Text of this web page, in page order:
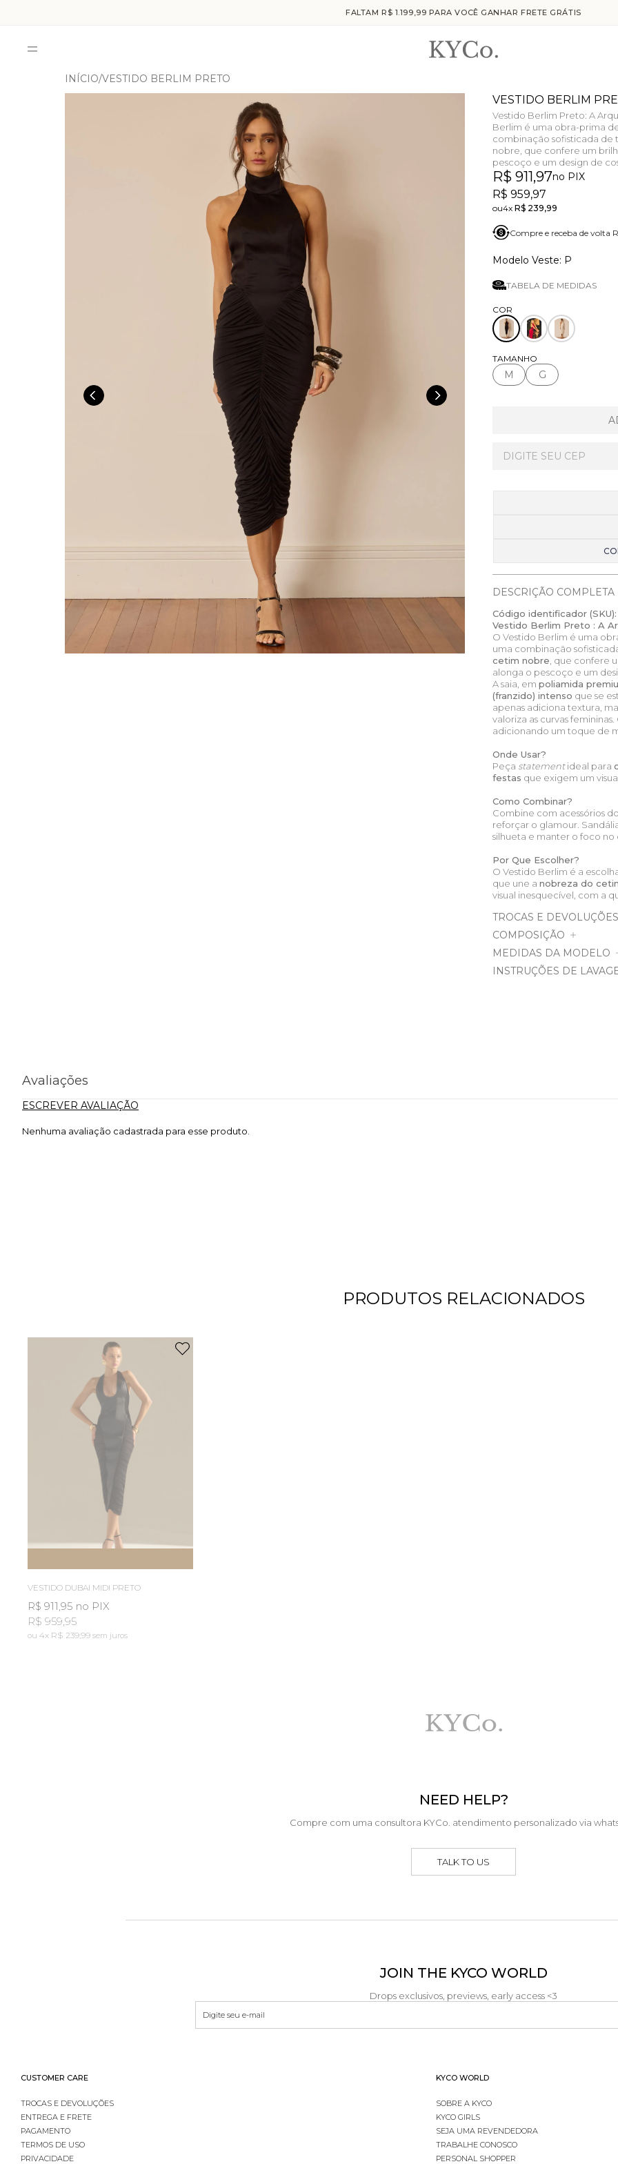
FALTAM R$ 1.199,99 PARA VOCÊ GANHAR FRETE GRÁTIS
INÍCIO VESTIDO BERLIM PRETO
VESTIDO BERLIM
Vestido Berlim Preto: A
Berlim é uma obra-prima
combinação sofisticada de
nobre, que confere um
pescoço e um design de
R$ 911,97no PIX
R$ 959,97
4xR$ 239,99
Compre e receba de volta
P
TABELA DE MEDIDAS
TAMANHO
M G
DESCRIÇÃO COMPLETA
Código identificador (SKU):
Vestido Berlim Preto : A
O Vestido Berlim é uma
uma combinação
cetim nobre, que confere
alonga o pescoço e um
A saia, empoliamida
(franzido) intenso que se
apenas adiciona textura,
valoriza as curvas
adicionando um toque de
Onde Usar?
Peça statementideal para
festas que exigem um
Como Combinar?
Combine com acessórios
reforçar o glamour.
silhueta e manter o foco no
Por Que Escolher?
O Vestido Berlim é a
que une anobreza do
visual inesquecível, com a
TROCAS E
COMPOSIÇÃO
INSTRUÇÕES DE
MEDIDAS DA MODELO
Avaliações
ESCREVER AVALIAÇÃO
Nenhuma avaliação cadastrada para esse produto.
PRODUTOS RELACIONADOS
VESTIDO DUBAI MIDI PRETO
R$ 911,95 no PIX
R$ 959,95
4x R$ 239,99 sem juros
NEED HELP?
Compre com uma consultora KYCo. atendimento personalizado via
TALK TO US
JOIN THE KYCO WORLD
Drops exclusivos, previews, early access <3
CUSTOMER CARE
TROCAS E DEVOLUÇÕES
ENTREGA E FRETE
PAGAMENTO
TERMOS DE USO
PRIVACIDADE
KYCO WORLD
SOBRE A KYCO
KYCO GIRLS
SEJA UMA REVENDEDORA
TRABALHE CONOSCO
PERSONAL SHOPPER